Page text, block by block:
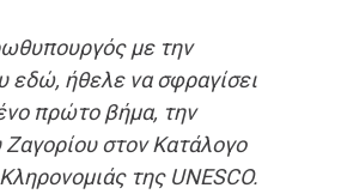
με την
εδώ, ήθελε να σφραγίσει
πρώτο βήμα, την
στον Κατάλογο
της UNESCO.